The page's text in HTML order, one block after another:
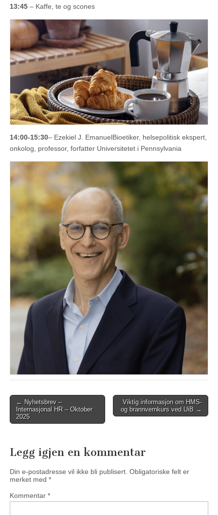
13:45 – Kaffe, te og scones
14:00-15:30– Ezekiel J. EmanuelBioetiker, helsepolitisk ekspert,
onkolog, professor, forfatter Universitetet i Pennsylvania
Post
navigation
← Nyhetsbrev –
Internasjonal HR – Oktober
2025
Viktig informasjon om HMS-
og brannvernkurs ved UiB →
Legg igjen en kommentar
Din e-postadresse vil ikke bli publisert. Obligatoriske felt er
merket med *
Kommentar *